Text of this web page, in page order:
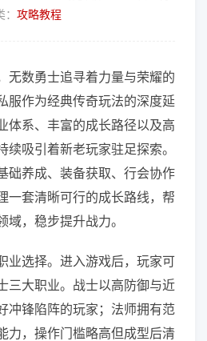
： 攻略教程
无数勇士追寻着力量与荣耀的
服作为经典传奇玩法的深度延
体系、丰富的成长路径以及高
续吸引着新老玩家驻足探索。
础养成、装备获取、行会协作
一套清晰可行的成长路线，帮
域，稳步提升战力。
业选择。进入游戏后，玩家可
三大职业。战士以高防御与近
冲锋陷阵的玩家；法师拥有范
力，操作门槛略高但成型后清